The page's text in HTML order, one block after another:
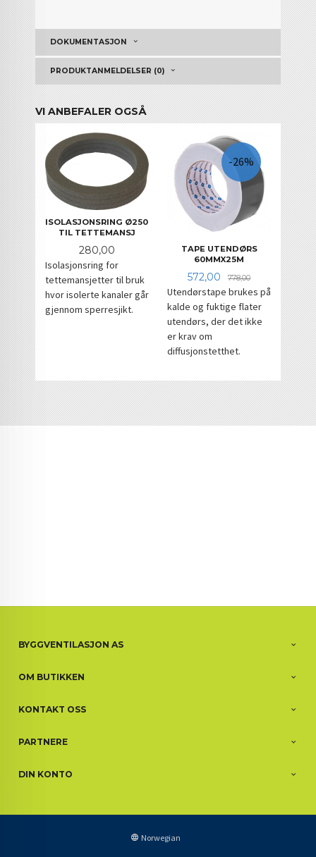
DOKUMENTASJON
PRODUKTANMELDELSER (0)
VI ANBEFALER OGSÅ
ISOLASJONSRING Ø250
TIL TETTEMANSJ
Pris
280,00
Isolasjonsring for
tettemansjetter til bruk
hvor isolerte kanaler går
gjennom sperresjikt.
TAPE UTENDØRS
60MMX25M
Tilbud
572,00 778,00Rabatt
-26%
Utendørstape brukes på
kalde og fuktige flater
utendørs, der det ikke
er krav om
diffusjonstetthet.
BYGGVENTILASJON AS
OM BUTIKKEN
KONTAKT OSS
PARTNERE
DIN KONTO
Norwegian